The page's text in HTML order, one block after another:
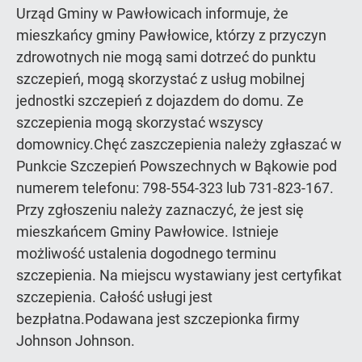
Urząd Gminy w Pawłowicach informuje, że
mieszkańcy gminy Pawłowice, którzy z przyczyn
zdrowotnych nie mogą sami dotrzeć do punktu
szczepień, mogą skorzystać z usług mobilnej
jednostki szczepień z dojazdem do domu. Ze
szczepienia mogą skorzystać wszyscy
domownicy.Chęć zaszczepienia należy zgłaszać w
Punkcie Szczepień Powszechnych w Bąkowie pod
numerem telefonu: 798-554-323 lub 731-823-167.
Przy zgłoszeniu należy zaznaczyć, że jest się
mieszkańcem Gminy Pawłowice. Istnieje
możliwość ustalenia dogodnego terminu
szczepienia. Na miejscu wystawiany jest certyfikat
szczepienia. Całość usługi jest
bezpłatna.Podawana jest szczepionka firmy
Johnson Johnson.